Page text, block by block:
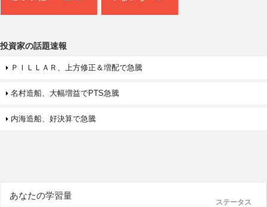
投資家の話題速報
ＰＩＬＬＡＲ、上方修正＆増配で急騰
名村造船、大幅増益でPTS急騰
内海造船、好決算で急騰
ステータス
あなたの学習量